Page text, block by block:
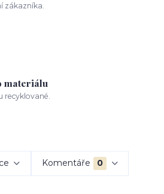
zákazníka.
materiálu
recyklované.
Komentáře 0